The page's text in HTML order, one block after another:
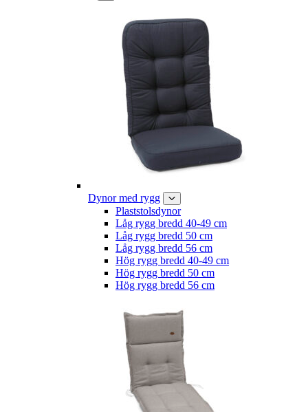
Dynor med rygg
Plaststolsdynor
Låg rygg bredd 40-49 cm
Låg rygg bredd 50 cm
Låg rygg bredd 56 cm
Hög rygg bredd 40-49 cm
Hög rygg bredd 50 cm
Hög rygg bredd 56 cm